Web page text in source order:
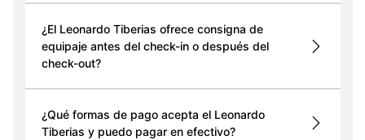
¿El Leonardo Tiberias ofrece consigna de
equipaje antes del check-in o después del
check-out?
¿Qué formas de pago acepta el Leonardo
Tiberias y puedo pagar en efectivo?